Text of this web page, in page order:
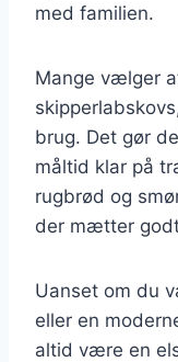
med familien.
Mange vælger
brug. Det gør
måltid klar på
rugbrød og
der mætter
Uanset om du
eller en
altid være en